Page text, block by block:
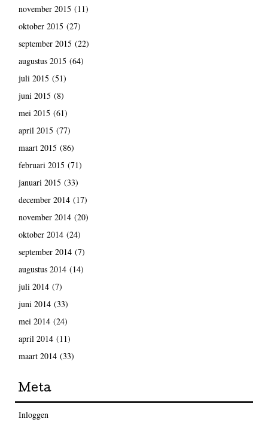
november 2015 (11)
oktober 2015 (27)
september 2015 (22)
augustus 2015 (64)
juli 2015 (51)
juni 2015 (8)
mei 2015 (61)
april 2015 (77)
maart 2015 (86)
februari 2015 (71)
januari 2015 (33)
december 2014(17)
november 2014(20)
oktober 2014(24)
september 2014(7)
augustus 2014(14)
juli 2014(7)
juni 2014(33)
mei 2014(24)
april 2014(11)
maart 2014(33)
Meta
Inloggen